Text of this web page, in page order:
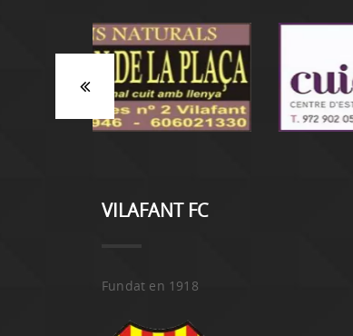
VILAFANT FC
Fundat en 1918